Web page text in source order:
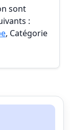
sont
:
, Catégorie